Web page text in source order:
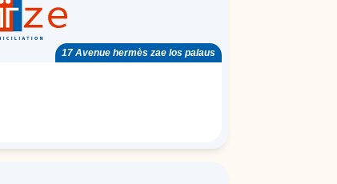
17 Avenue hermès zae los palaus